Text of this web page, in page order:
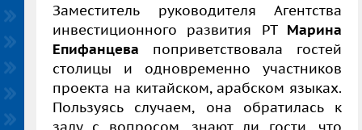
Заместитель руководителя Агентства
инвестиционного развития РТ Марина
Епифанцева поприветствовала гостей
столицы и одновременно участников
проекта на китайском, арабском языках.
Пользуясь случаем, она обратилась к